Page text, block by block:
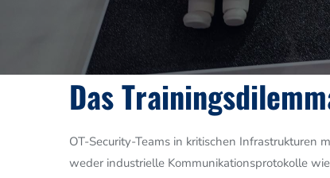
Das
OT-Security-Teams in kritischen Infrastrukturen
weder industrielle Kommunikationsprotokolle